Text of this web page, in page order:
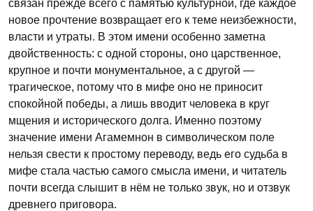
связан прежде всего с памятью культурной, где каждое
новое прочтение возвращает его к теме неизбежности,
власти и утраты. В этом имени особенно заметна
двойственность: с одной стороны, оно царственное,
крупное и почти монументальное, а с другой —
трагическое, потому что в мифе оно не приносит
спокойной победы, а лишь вводит человека в круг
мщения и исторического долга. Именно поэтому
значение имени Агамемнон в символическом поле
нельзя свести к простому переводу, ведь его судьба в
мифе стала частью самого смысла имени, и читатель
почти всегда слышит в нём не только звук, но и отзвук
древнего приговора.